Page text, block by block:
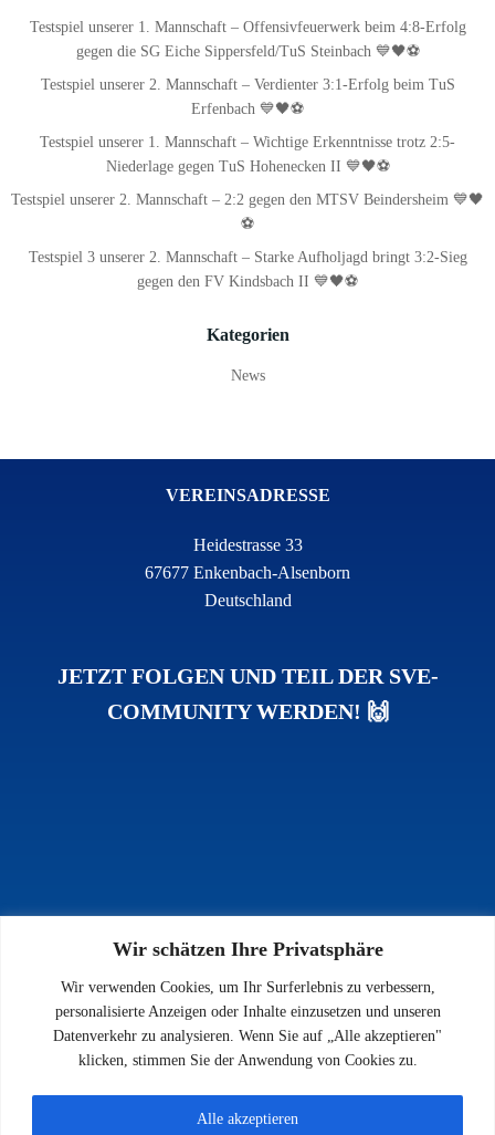
Wir schätzen Ihre Privatsphäre
Wir verwenden Cookies, um Ihr Surferlebnis zu verbessern,
personalisierte Anzeigen oder Inhalte einzusetzen und unseren
Datenverkehr zu analysieren. Wenn Sie auf „Alle akzeptieren"
klicken, stimmen Sie der Anwendung von Cookies zu.
Alle akzeptieren
Testspiel unserer 1. Mannschaft – Offensivfeuerwerk beim 4:8-Erfolg
gegen die SG Eiche Sippersfeld/TuS Steinbach 💙🖤⚽
Testspiel unserer 2. Mannschaft – Verdienter 3:1-Erfolg beim TuS
Erfenbach 💙🖤⚽
Testspiel unserer 1. Mannschaft – Wichtige Erkenntnisse trotz 2:5-
Niederlage gegen TuS Hohenecken II 💙🖤⚽
Testspiel unserer 2. Mannschaft – 2:2 gegen den MTSV Beindersheim 💙🖤
⚽
Testspiel 3 unserer 2. Mannschaft – Starke Aufholjagd bringt 3:2-Sieg
gegen den FV Kindsbach II 💙🖤⚽
Kategorien
News
VEREINSADRESSE
Heidestrasse 33
67677 Enkenbach-Alsenborn
Deutschland
JETZT FOLGEN UND TEIL DER SVE-
COMMUNITY WERDEN! 🙌
INFOS
Impressum
Datenschutz
Kontakt